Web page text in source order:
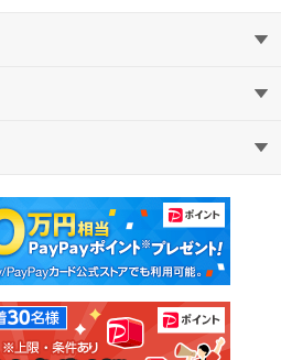
中古マンション
中古一戸建て
土地
教えて！住まいの先生